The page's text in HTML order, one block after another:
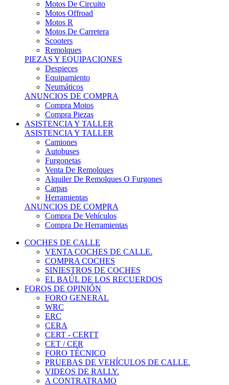
Motos R
Motos De Carretera
Scooters
Remolques
PIEZAS Y EQUIPACIONES
Despieces
Equipamiento
Neumáticos
ANUNCIOS DE COMPRA
Compra Motos
Compra Piezas
ASISTENCIA Y TALLER
ASISTENCIA Y TALLER
Camiones
Autobuses
Furgonetas
Venta De Remolques
Alquiler De Remolques O Furgones
Carpas
Herramientas
ANUNCIOS DE COMPRA
Compra De Vehículos
Compra De Herramientas
COCHES DE CALLE
VENTA COCHES DE CALLE.
COMPRA COCHES
SINIESTROS DE COCHES
EL BAÚL DE LOS RECUERDOS
FOROS DE OPINIÓN
FORO GENERAL
WRC
ERC
CERA
CERT - CERTT
CET / CER
FORO TÉCNICO
PRUEBAS DE VEHÍCULOS DE CALLE.
VIDEOS DE RALLY.
A CONTRATRAMO
TIENDA ONLINE